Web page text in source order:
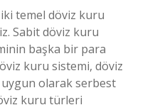
temel döviz kuru
Sabit döviz kuru
başka bir para
kuru sistemi, döviz
uygun olarak serbest
kuru türleri